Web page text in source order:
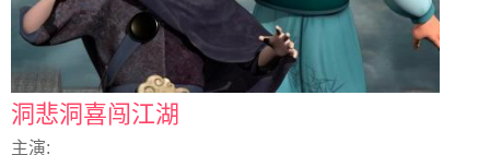
洞悲洞喜闯江湖
主演: